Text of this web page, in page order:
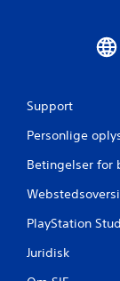
Support
Personlige
Betingelser for
PlayStation
Juridisk